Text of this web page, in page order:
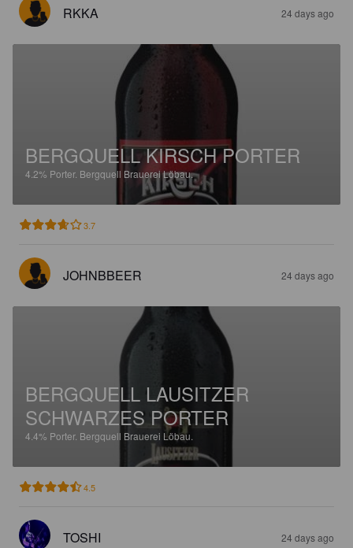
RKKA 24 days ago
BERGQUELL KIRSCH PORTER
4.2% Porter. Bergquell Brauerei Löbau.
3.7
JOHNBBEER 24 days ago
BERGQUELL LAUSITZER
SCHWARZES PORTER
4.4% Porter. Bergquell Brauerei Löbau.
4.5
TOSHI 24 days ago